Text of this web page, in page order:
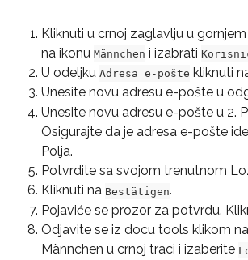
Kliknuti u crnoj zaglavlju u
na ikonu Männchen i izabrati
U odeljku Adresa e-pošte kliknuti
Unesite novu adresu e-pošte u
Unesite novu adresu e-pošte u 2.
Osigurajte da je adresa e-pošte
Polja.
Potvrdite sa svojom trenutnom
Kliknuti na Bestätigen.
Pojaviće se prozor za potvrdu.
Odjavite se iz docu tools klikom
Männchen u crnoj traci i izaberite